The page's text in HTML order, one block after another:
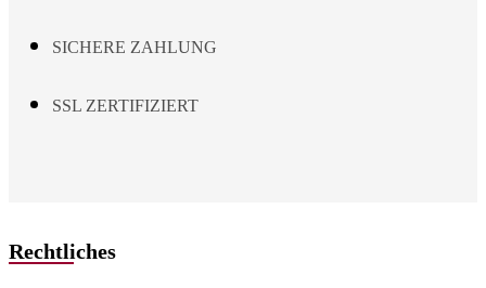
SICHERE ZAHLUNG
SSL ZERTIFIZIERT
Rechtliches